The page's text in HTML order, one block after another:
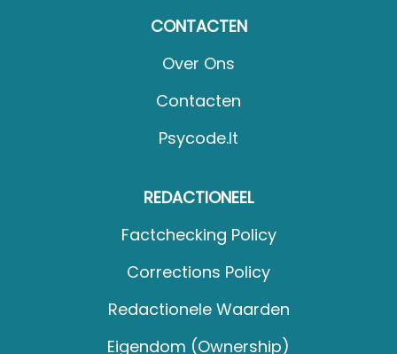
CONTACTEN
Over Ons
Contacten
Psycode.it
REDACTIONEEL
Factchecking Policy
Corrections Policy
Redactionele Waarden
Eigendom (Ownership)